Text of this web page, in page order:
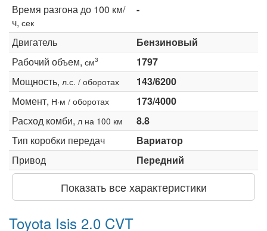
Время разгона до 100 км/
ч, сек
-
Двигатель
Бензиновый
Рабочий объем, см3
1797
Мощность, л.с. / оборотах
143/6200
Момент, Н·м / оборотах
173/4000
Расход комби, л на 100 км
8.8
Тип коробки передач
Вариатор
Привод
Передний
Показать все характеристики
Toyota Isis 2.0 CVT